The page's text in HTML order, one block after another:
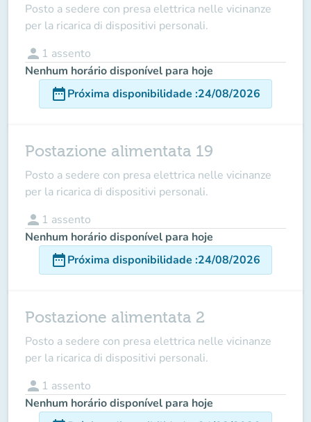
Posto a sedere con presa elettrica nelle vicinanze
per la ricarica di dispositivi personali.
person 1 assento
Nenhum horário disponível para hoje
date_rangePróxima disponibilidade :24/08/2026
Postazione alimentata 19
Posto a sedere con presa elettrica nelle vicinanze
per la ricarica di dispositivi personali.
person 1 assento
Nenhum horário disponível para hoje
date_rangePróxima disponibilidade :24/08/2026
Postazione alimentata 2
Posto a sedere con presa elettrica nelle vicinanze
per la ricarica di dispositivi personali.
person 1 assento
Nenhum horário disponível para hoje